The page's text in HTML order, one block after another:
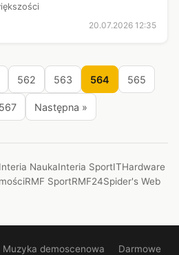
20.07.2026 12:35
562 563 564 565
567 Następna »
Interia NaukaInteria SportITHardware
RMF SportRMF24Spider's Web
Muzyka demoscenowa Darmowe